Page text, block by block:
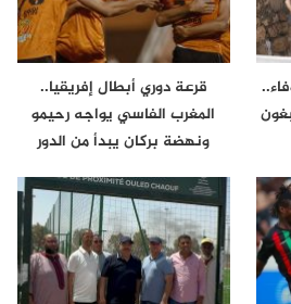
قرعة دوري أبطال إفريقيا..
المغرب الفاسي يواجه رحيمو
ونهضة بركان يبدأ من الدور